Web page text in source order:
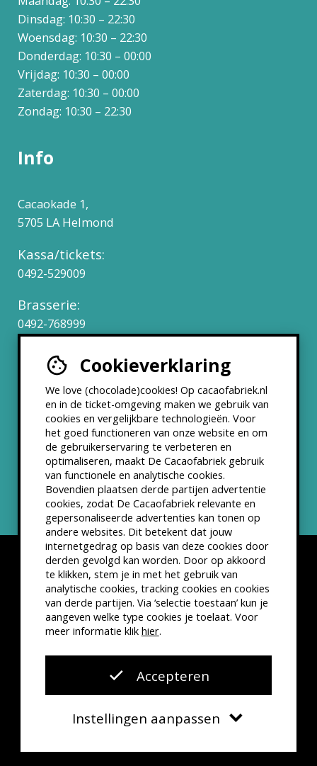
Cookieverklaring
We love (chocolade)cookies! Op cacaofabriek.nl
en in de ticket-omgeving maken we gebruik van
cookies en vergelijkbare technologieën. Voor
het goed functioneren van onze website en om
de gebruikerservaring te verbeteren en
optimaliseren, maakt De Cacaofabriek gebruik
van functionele en analytische cookies.
Bovendien plaatsen derde partijen advertentie
cookies, zodat De Cacaofabriek relevante en
gepersonaliseerde advertenties kan tonen op
andere websites. Dit betekent dat jouw
internetgedrag op basis van deze cookies door
derden gevolgd kan worden. Door op akkoord
te klikken, stem je in met het gebruik van
analytische cookies, tracking cookies en cookies
van derde partijen. Via ‘selectie toestaan’ kun je
aangeven welke type cookies je toelaat. Voor
meer informatie klik hier.
Accepteren
Instellingen aanpassen
Agenda Contact Zoeken Menu
Dinsdag: 10:30 – 22:30
Woensdag: 10:30 – 22:30
Donderdag: 10:30 – 00:00
Vrijdag: 10:30 – 00:00
Zaterdag: 10:30 – 00:00
Zondag: 10:30 – 22:30
Info
Cacaokade 1,
5705 LA Helmond
Kassa/tickets:
0492-529009
Brasserie:
0492-768999
Werken bij
Partners & Samenwerkingen
ANBI status
Nieuwsbrief
Disclaimer Privacyverklaring
Kleine lettertjes
VSCD Bezoekersvoorwaarden
Website doorThe Cre8ion.Lab